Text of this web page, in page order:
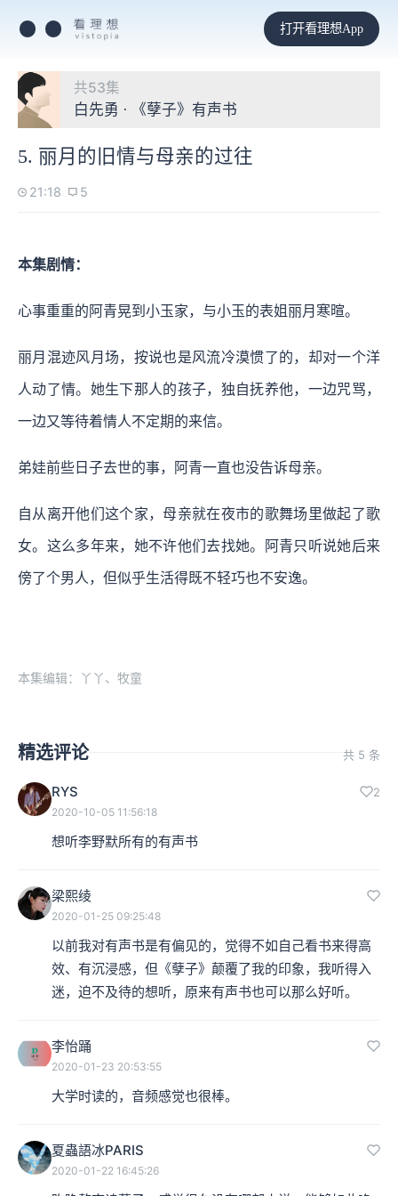
打开看理想App
共53集
白先勇 · 《孽子》有声书
5. 丽月的旧情与母亲的过往
21:18 5
本集剧情：
心事重重的阿青晃到小玉家，与小玉的表姐丽月寒暄。
丽月混迹风月场，按说也是风流冷漠惯了的，却对一个洋
人动了情。她生下那人的孩子，独自抚养他，一边咒骂，
一边又等待着情人不定期的来信。
弟娃前些日子去世的事，阿青一直也没告诉母亲。
自从离开他们这个家，母亲就在夜市的歌舞场里做起了歌
女。这么多年来，她不许他们去找她。阿青只听说她后来
傍了个男人，但似乎生活得既不轻巧也不安逸。
本集编辑：丫丫、牧童
精选评论 共 5 条
RYS 2
2020-10-05 11:56:18
想听李野默所有的有声书
梁熙绫
2020-01-25 09:25:48
以前我对有声书是有偏见的，觉得不如自己看书来得高
效、有沉浸感，但《孽子》颠覆了我的印象，我听得入
迷，迫不及待的想听，原来有声书也可以那么好听。
李怡踊
2020-01-23 20:53:55
大学时读的，音频感觉也很棒。
夏蟲語冰PARIS
2020-01-22 16:45:26